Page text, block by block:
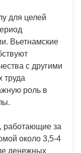
для целей
Вьетнамские
с другими
труда
роль в
работающие за
около 3,5-4
денежных